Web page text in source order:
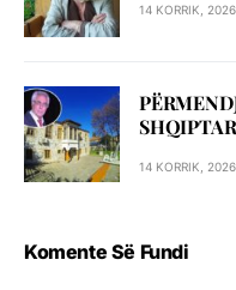
14 KORRIK, 2026
14 KORRIK, 2026
Komente Së Fundi